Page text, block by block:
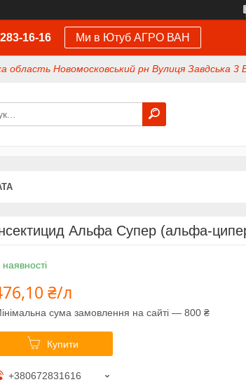
16-16 Ми в Ютуб АГРО ВАН
область Новомосковський рн Вулиця Завдська 3
Альфа Супер (альфа-
наявності
₴/л
сума замовлення на сайті — 800 ₴
Купити
+380672831616